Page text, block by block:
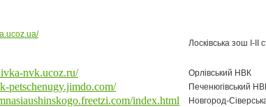
Лосківська зош І-ІІ
nvk.ucoz.ru/ Орлівський НВК
petschenugy.jimdo.com/ Печенюгівський
index.html
Новгород-